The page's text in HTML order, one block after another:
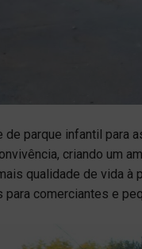
de parque infantil para
criando um
qualidade de vida à
para comerciantes e